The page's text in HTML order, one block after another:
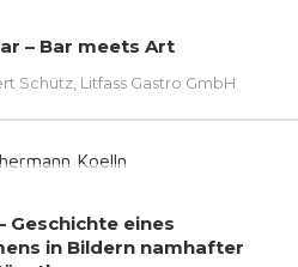
– Bar meets Art
Schütz, Litfass Gastro GmbH
Geschichte eines
in Bildern namhafter